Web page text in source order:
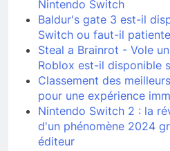
Nintendo Switch
Baldur's gate 3 est-il
Switch ou faut-il
Steal a Brainrot - Vole
Roblox est-il disponible
Classement des
pour une expérience
Nintendo Switch 2 : la
d'un phénomène 2024
éditeur